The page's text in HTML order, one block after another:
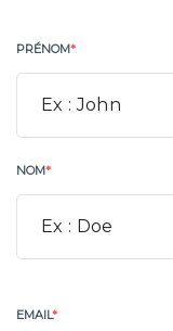
PRÉNOM*
NOM*
EMAIL*